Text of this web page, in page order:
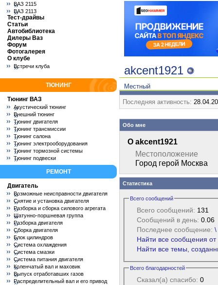
ВАЗ 2115
ВАЗ 2113
Тест-драйвы
Статьи
Автобиблиотека
Дилеры Ваз
Форум
Фотогалерея
О клубе
Встречи клуба
ТЮНИНГ
Тюнинг ВАЗ
Акустический тюнинг
Внешний тюнинг
Тюнинг двигателя
Тюнинг трансмиссии
Тюнинг салона
Тюнинг электрооборудования
Тюнинг тормозной системы
Тюнинг подвески
РЕМОНТ
Двигатель
Возможные неисправности двигателя
Снятие и установка двигателя
Разборка и сборка силового агрегата
Шатунно-поршневая группа
Разборка двигателя
Сборка двигателя
Блок цилиндров
Система охлаждения
Система смазки
Система питания двигателя
Коленчатый вал и маховик
Выпуск отработавших газов
Распределительный вал и его привод
akcent1921
Местный
Последняя активность:
Обо мне
О akcent1921
Местоположение
Город герой Москва
Статистика
Всего сообщений
Всего сообщений: 131
Сообщений в день: 0.06
Последнее сообщение: \
Найти все сообщения
Найти все темы,
Всего благодарностей
Сказал(а) спасибо: 0